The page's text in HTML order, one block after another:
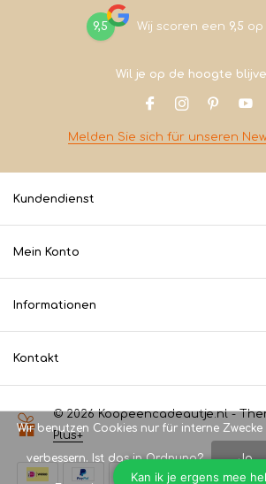
9,5 Wij scoren een 9,5 op
Wil je op de hoogte
Melden Sie sich für unseren
Kundendienst
Mein Konto
Informationen
Kontakt
© 2026 Koopeencadeautje.nl -
Plus+
Wir benutzen Cookies nur für interne
verbessern. Ist das in Ordnung? Ja